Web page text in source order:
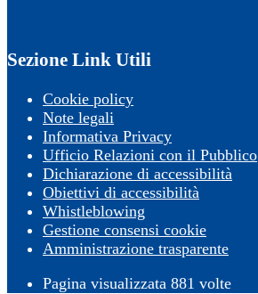
Sezione Link Utili
Cookie policy
Note legali
Informativa Privacy
Ufficio Relazioni con il Pubblico
Dichiarazione di accessibilità
Obiettivi di accessibilità
Whistleblowing
Gestione consensi cookie
Amministrazione trasparente
Pagina visualizzata 881 volte